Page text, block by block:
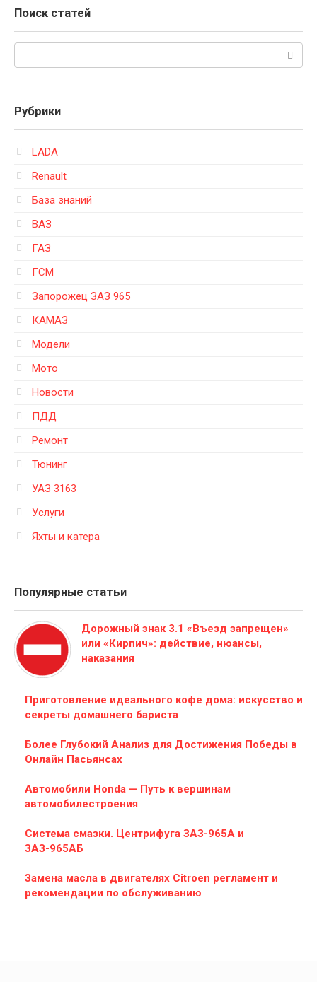
Поиск статей
Рубрики
LADA
Renault
База знаний
ВАЗ
ГАЗ
ГСМ
Запорожец ЗАЗ 965
КАМАЗ
Модели
Мото
Новости
ПДД
Ремонт
Тюнинг
УАЗ 3163
Услуги
Яхты и катера
Популярные статьи
Дорожный знак 3.1 «Въезд запрещен»
или «Кирпич»: действие, нюансы,
наказания
Приготовление идеального кофе дома: искусство и
секреты домашнего бариста
Более Глубокий Анализ для Достижения Победы в
Онлайн Пасьянсах
Автомобили Honda — Путь к вершинам
автомобилестроения
Система смазки. Центрифуга ЗАЗ-965А и
ЗАЗ-965АБ
Замена масла в двигателях Citroen регламент и
рекомендации по обслуживанию